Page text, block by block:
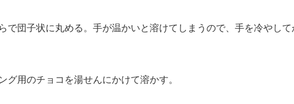
団子状に丸める。手が温かいと溶けてしまうので、手を冷やして
用のチョコを湯せんにかけて溶かす。